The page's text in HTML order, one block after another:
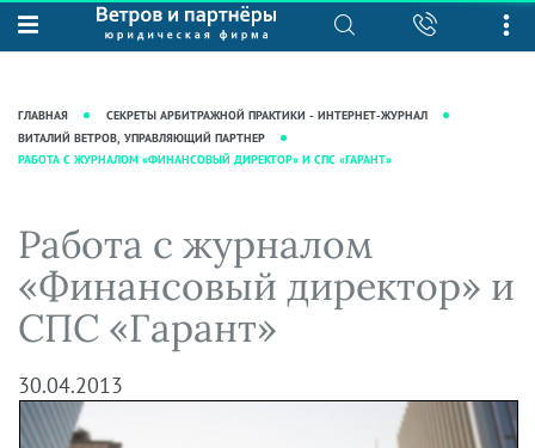
О нас
Рекомендации
фирмы
Кейсы
Вакансии
Юридические услуги
Интеллектуальная собственность
Сопровождение бизнеса
Ведение уголовных дел
Защита активов
База знаний
Журнал "Секреты арбитражной
практики"
Статьи
Аудиоподкасты
Видеоподкасты
Справочная
Вопросы-ответы
Вебинары и семинары
Прямые эфиры
ГЛАВНАЯ
СЕКРЕТЫ АРБИТРАЖНОЙ ПРАКТИКИ - ИНТЕРНЕТ-ЖУРНАЛ
ВИТАЛИЙ ВЕТРОВ, УПРАВЛЯЮЩИЙ ПАРТНЕР
РАБОТА С ЖУРНАЛОМ «ФИНАНСОВЫЙ ДИРЕКТОР» И СПС «ГАРАНТ»
Работа с журналом
«Финансовый директор» и
СПС «Гарант»
30.04.2013